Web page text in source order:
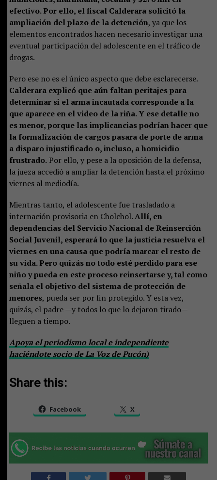
efectivo. Por ello, el fiscal Calderara solicitó la
ampliación del plazo de la detención, ya que los
elementos encontrados hacen necesario investigar una
eventual participación del adolescente en el tráfico de
drogas.
Pero ese no es el único aspecto que debe esclarecerse.
Calderara explicó que aún faltan peritajes para
determinar si el arma incautada corresponde a la
que aparece en el video de la riña. Y ese detalle no
es menor, porque las implicancias podrían hacer que
la formalización de cargos pasara de porte de arma
a disparo injustificado o, incluso, a homicidio
frustrado.Por ello, y pese a la oposición de la defensa,
la jueza accedió a ampliar la detención hasta el próximo
viernes al mediodía.
Mientras tanto, el adolescente fue trasladado a
internación provisoria en Cholchol.Allí, en
dependencias del Servicio Nacional de Reinserción
Social Juvenil, esperará lo que la justicia resuelva el
viernes en una causa que podría marcar el resto de
su vida. Pero quizás no todo esté perdido para ese
niño y pueda en este proceso reinsertarse y, tal como
señala el objetivo del sistema de protección de
menores, pueda ser por fin protegido. Y esta vez,
quizás, el padre —y todos lo que lo dejaron tirado—
lleguen a tiempo.
Apoya el periodismo local e independiente
haciéndote socio de La Voz de Pucón)
Share this:
Facebook X